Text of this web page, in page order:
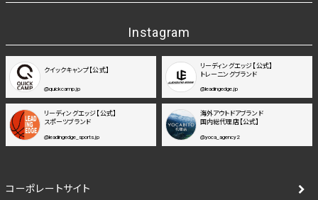
Instagram
クイックキャンプ【公式】
@quickcamp.jp
リーディングエッジ【公式】
トレーニングブランド
@leadingedge.jp
リーディングエッジ【公式】
スポーツブランド
@leadingedge_sports.jp
海外アウトドアブランド
国内総代理店【公式】
@yoca_agency2
コーポレートサイト